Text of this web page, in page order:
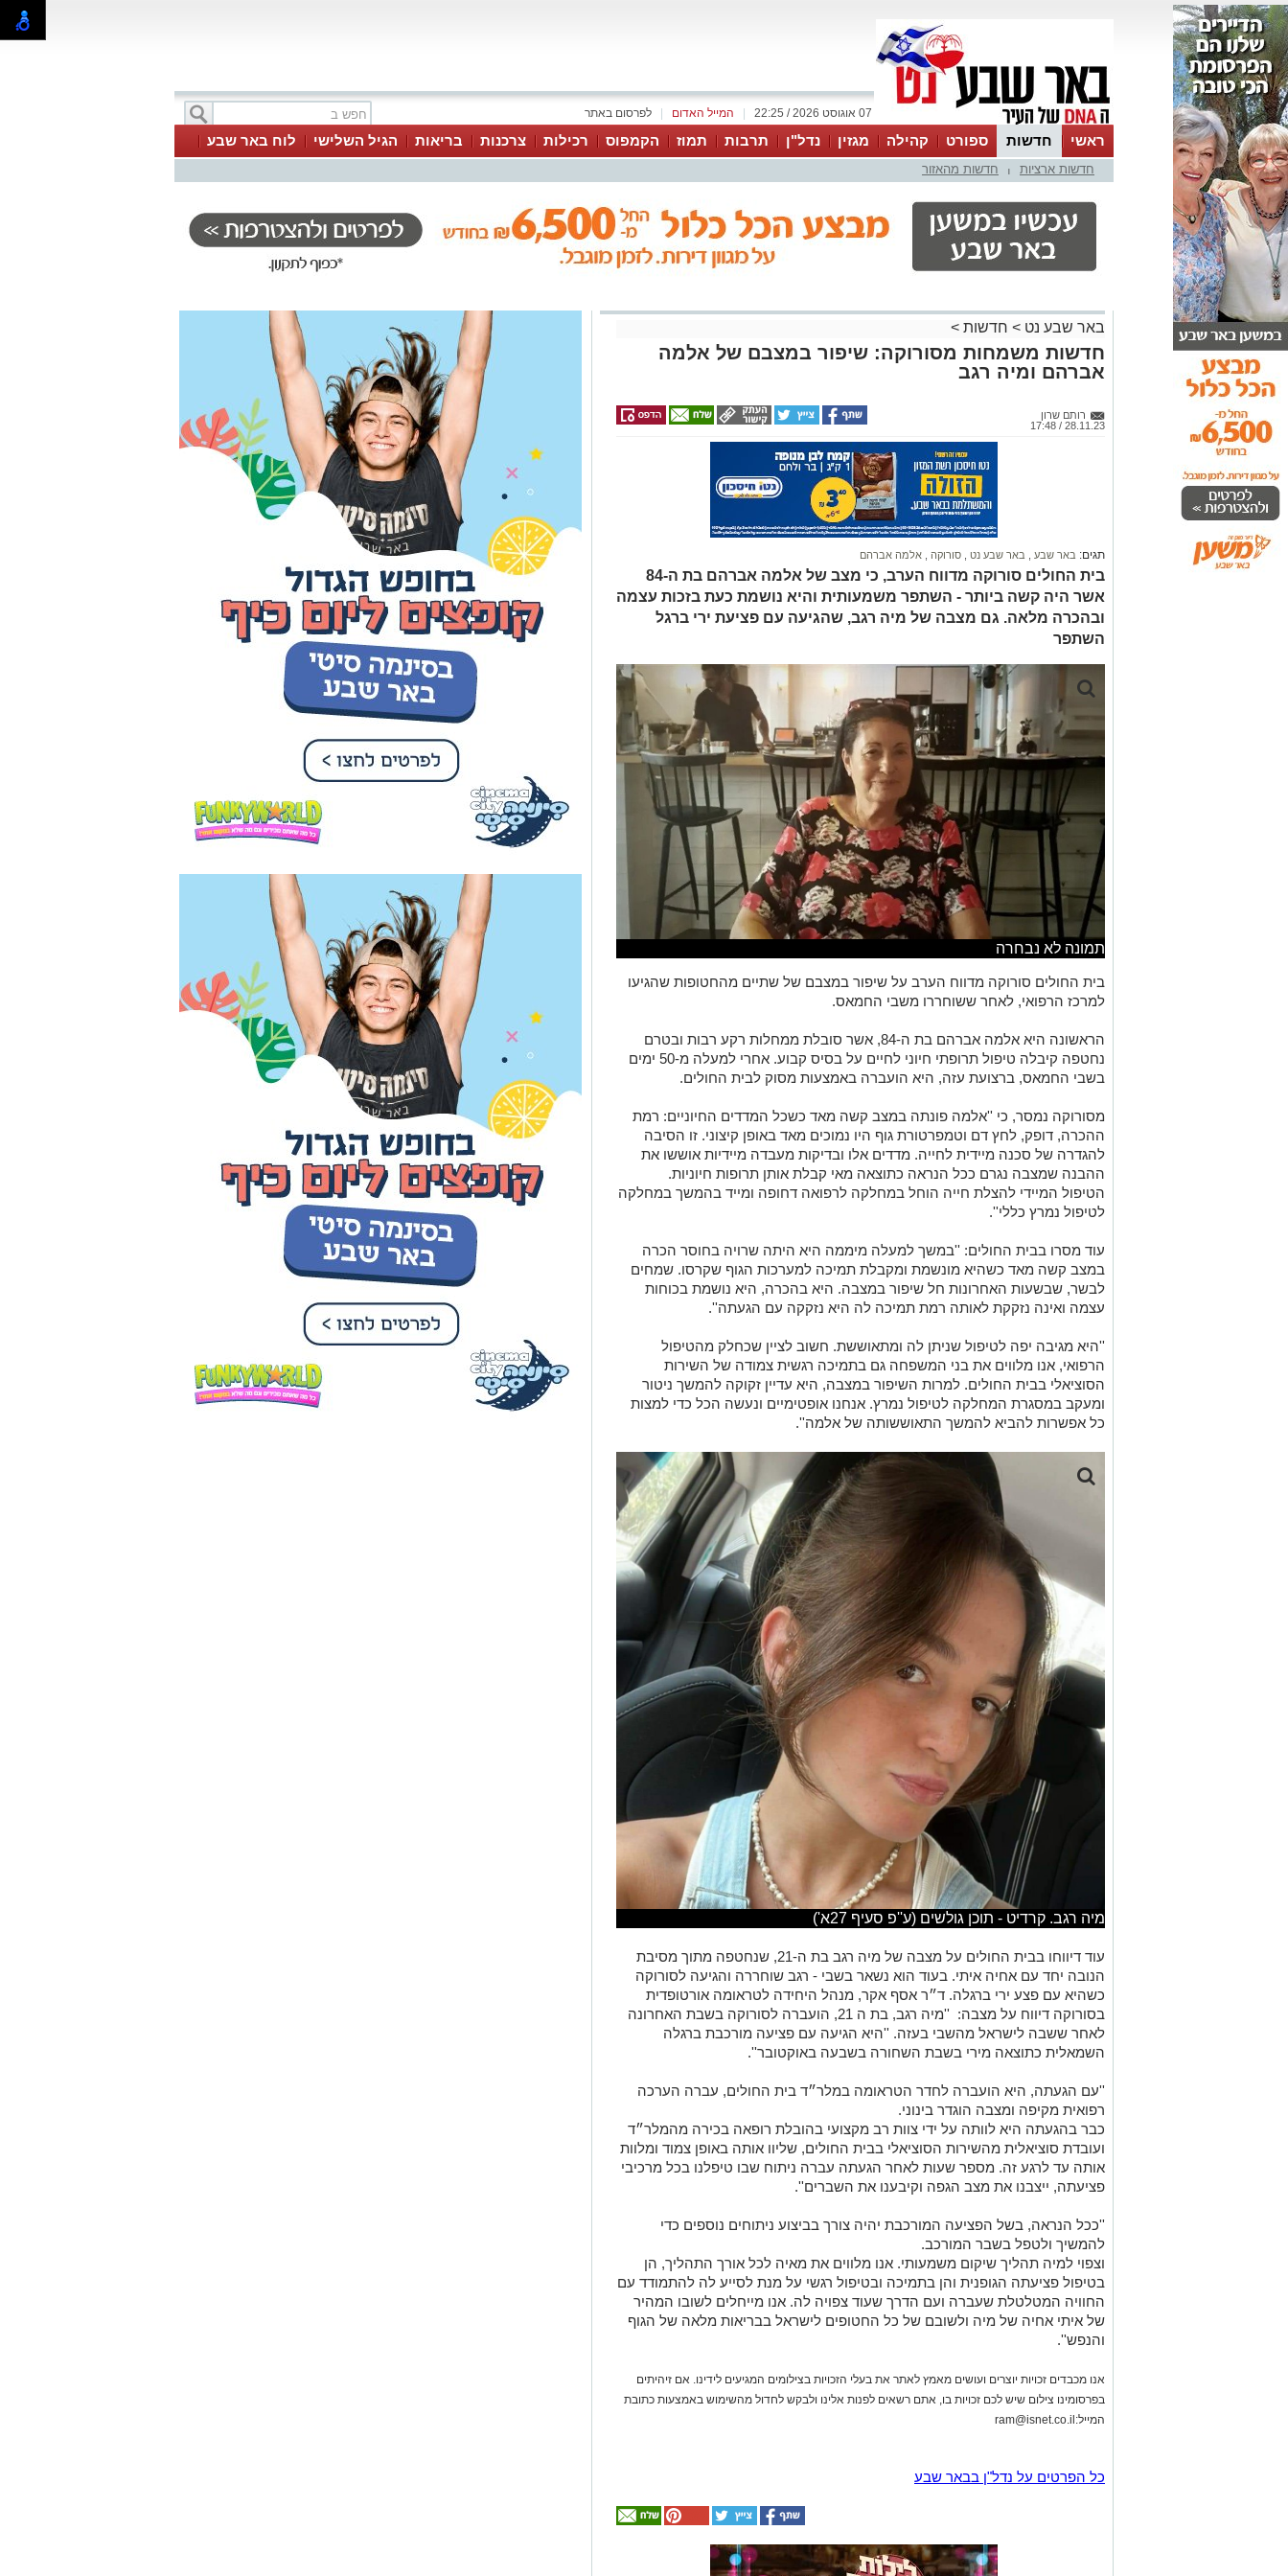
לפרסום באתר המייל האדום 07 אוגוסט 2026 / 22:25
ראשי חדשות ספורט קהילה מגזין נדל"ן תרבות תמוז הקמפוס רכילות צרכנות בריאות הגיל השלישי
לוח באר שבע
עסקים
טיפים והמלצותחדשות ארציות חדשות מהאזור
באר שבע נט > חדשות >
חדשות משמחות מסורוקה: שיפור במצבם של אלמה
אברהם ומיה רגב
רותם שרון
28.11.23 / 17:48
תגים: באר שבע באר שבע נט סורוקה אלמה אברהם
בית החולים סורוקה מדווח הערב, כי מצב של אלמה אברהם בת ה-84
אשר היה קשה ביותר - השתפר משמעותית והיא נושמת כעת בזכות עצמה
ובהכרה מלאה. גם מצבה של מיה רגב, שהגיעה עם פציעת ירי ברגל
השתפר
תמונה לא נבחרה
בית החולים סורוקה מדווח הערב על שיפור במצבם של שתיים מהחטופות שהגיעו
למרכז הרפואי, לאחר ששוחררו משבי החמאס.
הראשונה היא אלמה אברהם בת ה-84, אשר סובלת ממחלות רקע רבות ובטרם
נחטפה קיבלה טיפול תרופתי חיוני לחיים על בסיס קבוע. אחרי למעלה מ-50 ימים
בשבי החמאס, ברצועת עזה, היא הועברה באמצעות מסוק לבית החולים.
מסורוקה נמסר, כי ''אלמה פונתה במצב קשה מאד כשכל המדדים החיוניים: רמת
ההכרה, דופק, לחץ דם וטמפרטורת גוף היו נמוכים מאד באופן קיצוני. זו הסיבה
להגדרה של סכנה מיידית לחייה. מדדים אלו ובדיקות מעבדה מיידיות אוששו את
ההבנה שמצבה נגרם ככל הנראה כתוצאה מאי קבלת אותן תרופות חיוניות.
הטיפול המיידי להצלת חייה הוחל במחלקה לרפואה דחופה ומייד בהמשך במחלקה
לטיפול נמרץ כללי''.
עוד מסרו בבית החולים: ''במשך למעלה מיממה היא היתה שרויה בחוסר הכרה
במצב קשה מאד כשהיא מונשמת ומקבלת תמיכה למערכות הגוף שקרסו. שמחים
לבשר, שבשעות האחרונות חל שיפור במצבה. היא בהכרה, היא נושמת בכוחות
עצמה ואינה נזקקת לאותה רמת תמיכה לה היא נזקקה עם הגעתה''.
''היא מגיבה יפה לטיפול שניתן לה ומתאוששת. חשוב לציין שכחלק מהטיפול
הרפואי, אנו מלווים את בני המשפחה גם בתמיכה רגשית צמודה של השירות
הסוציאלי בבית החולים. למרות השיפור במצבה, היא עדיין זקוקה להמשך ניטור
ומעקב במסגרת המחלקה לטיפול נמרץ. אנחנו אופטימיים ונעשה הכל כדי למצות
כל אפשרות להביא להמשך התאוששותה של אלמה''.
מיה רגב. קרדיט - תוכן גולשים (ע''פ סעיף 27א')
עוד דיווחו בבית החולים על מצבה של מיה רגב בת ה-21, שנחטפה מתוך מסיבת
הנובה יחד עם אחיה איתי. בעוד הוא נשאר בשבי - רגב שוחררה והגיעה לסורוקה
כשהיא עם פצע ירי ברגלה. ד״ר אסף אקר, מנהל היחידה לטראומה אורטופדית
בסורוקה דיווח על מצבה: ''מיה רגב, בת ה 21, הועברה לסורוקה בשבת האחרונה
לאחר ששבה לישראל מהשבי בעזה. ''היא הגיעה עם פציעה מורכבת ברגלה
השמאלית כתוצאה מירי בשבת השחורה בשבעה באוקטובר''.
''עם הגעתה, היא הועברה לחדר הטראומה במלר״ד בית החולים, עברה הערכה
רפואית מקיפה ומצבה הוגדר בינוני.
כבר בהגעתה היא לוותה על ידי צוות רב מקצועי בהובלת רופאה בכירה מהמלר״ד
ועובדת סוציאלית מהשירות הסוציאלי בבית החולים, שליוו אותה באופן צמוד ומלוות
אותה עד לרגע זה. מספר שעות לאחר הגעתה עברה ניתוח שבו טיפלנו בכל מרכיבי
פציעתה, ייצבנו את מצב הגפה וקיבענו את השברים''.
''ככל הנראה, בשל הפציעה המורכבת יהיה צורך בביצוע ניתוחים נוספים כדי
להמשיך ולטפל בשבר המורכב.
וצפוי למיה תהליך שיקום משמעותי. אנו מלווים את מאיה לכל אורך התהליך, הן
בטיפול פציעתה הגופנית והן בתמיכה ובטיפול רגשי על מנת לסייע לה להתמודד עם
החוויה המטלטלת שעברה ועם הדרך שעוד צפויה לה. אנו מייחלים לשובו המהיר
של איתי אחיה של מיה ולשובם של כל החטופים לישראל בבריאות מלאה של הגוף
והנפש''.
אנו מכבדים זכויות יוצרים ועושים מאמץ לאתר את בעלי הזכויות בצילומים המגיעים לידינו. אם זיהיתים
בפרסומינו צילום שיש לכם זכויות בו, אתם רשאים לפנות אלינו ולבקש לחדול מהשימוש באמצעות כתובת
המייל: ram@isnet.co.il
כל הפרטים על נדל"ן בבאר שבע